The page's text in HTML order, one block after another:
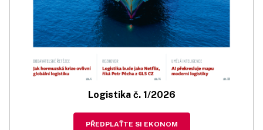
Logistika č. 1/2026
PŘEDPLAŤTE SI EKONOM